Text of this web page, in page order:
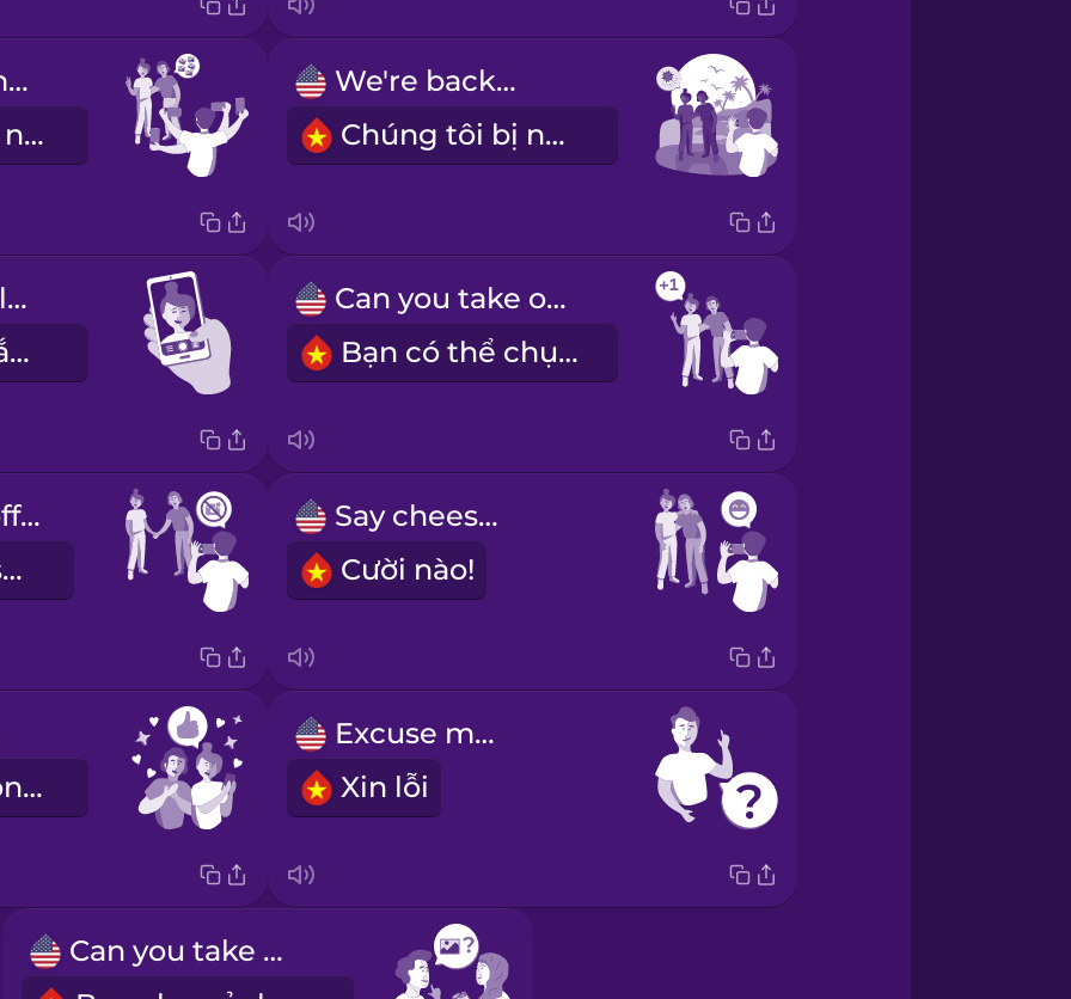
Please take multiple photos.
Xin hãy chụp nhiều kiểu.
We're backlit.
Chúng tôi bị ngược sáng.
My eyes are closed.
Mắt tôi bị nhắm rồi.
Can you take one more photo?
Bạn có thể chụp thêm một kiểu được không?
Let me turn off the flash.
Để tôi tắt flash đi.
Say cheese!
Cười nào!
Chúng tôi trông thật tuyệt!
Excuse me!
Xin lỗi
Can you take my photo?